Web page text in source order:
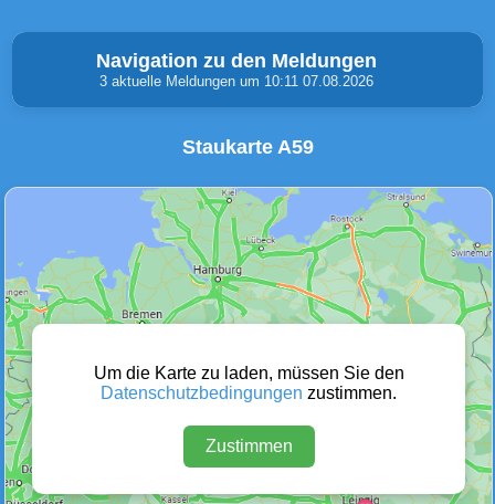
Navigation zu den Meldungen
3 aktuelle Meldungen um 10:11 07.08.2026
Unfälle & Warnungen Stau
(1)
Wetter Warnungen Sperrungen
Defektes Fahrzeug
Staukarte A59
Um die Karte zu laden, müssen Sie den
Datenschutzbedingungen zustimmen.
Zustimmen